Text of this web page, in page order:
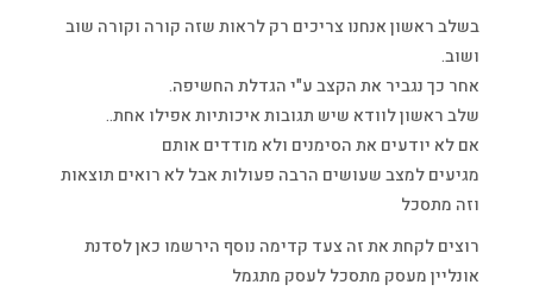
בשלב ראשון אנחנו צריכים רק לראות שזה קורה וקורה שוב
ושוב.
אחר כך נגביר את הקצב ע"י הגדלת החשיפה.
שלב ראשון לוודא שיש תגובות איכותיות אפילו אחת..
אם לא יודעים את הסימנים ולא מודדים אותם
מגיעים למצב שעושים הרבה פעולות אבל לא רואים תוצאות
וזה מתסכל
רוצים לקחת את זה צעד קדימה נוסף הירשמו כאן לסדנת
אונליין מעסק מתסכל לעסק מתגמל